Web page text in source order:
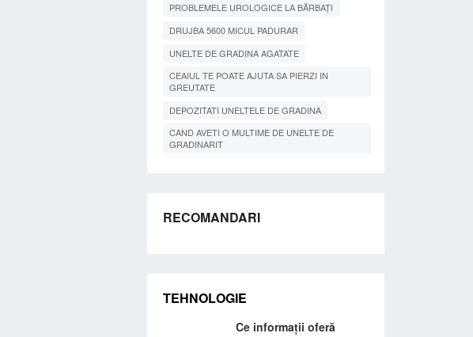
PROBLEMELE UROLOGICE LA BĂRBAȚI
DRUJBA 5600 MICUL PADURAR
UNELTE DE GRADINA AGATATE
CEAIUL TE POATE AJUTA SA PIERZI IN
GREUTATE
DEPOZITATI UNELTELE DE GRADINA
CAND AVETI O MULTIME DE UNELTE DE
GRADINARIT
RECOMANDARI
TEHNOLOGIE
Ce informații oferă